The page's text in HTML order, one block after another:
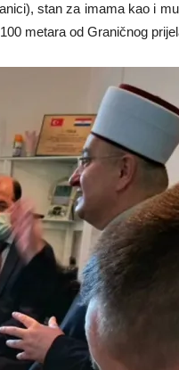
stan za imama kao i
metara od Graničnog